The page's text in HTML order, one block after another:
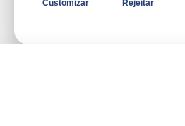
Especialistas em finanças
urgente no planejamento
Customizar Rejeitar